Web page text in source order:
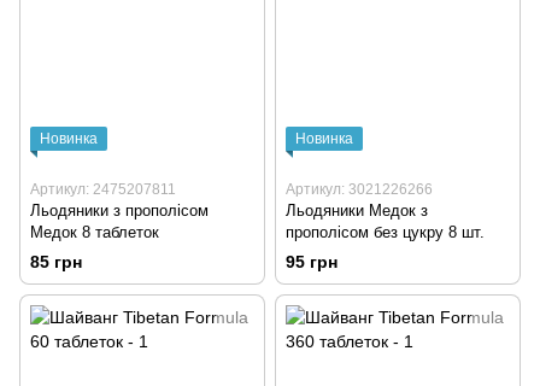
Новинка
Артикул: 2475207811
Льодяники з прополісом
Медок 8 таблеток
85 грн
Новинка
Артикул: 3021226266
Льодяники Медок з
прополісом без цукру 8 шт.
95 грн